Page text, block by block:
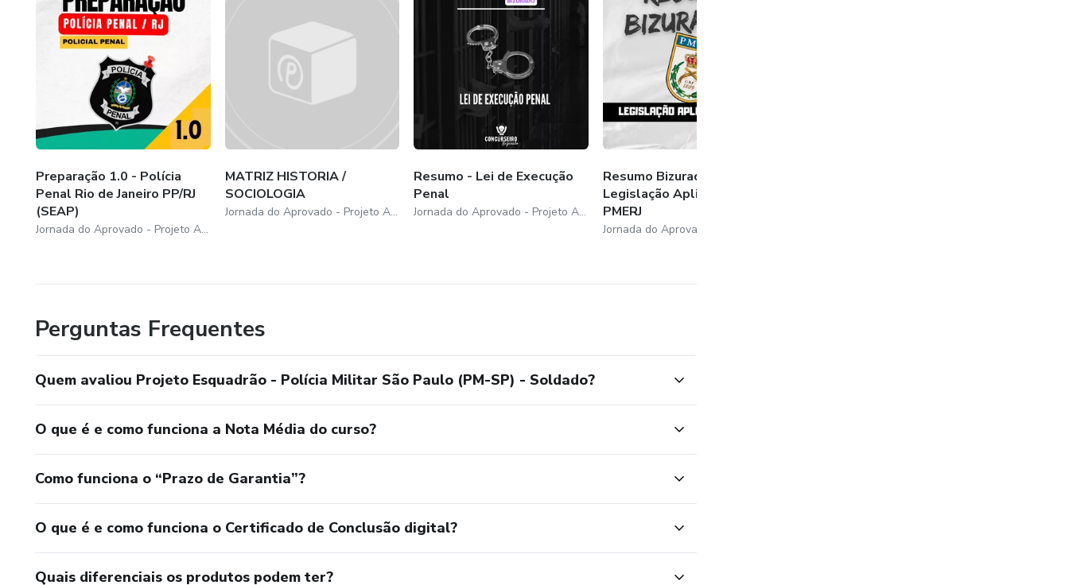
Preparação 1.0 - Polícia
Penal Rio de Janeiro PP/RJ
(SEAP)
Jornada do Aprovado - Projeto Aprovação
MATRIZ HISTORIA /
SOCIOLOGIA
Jornada do Aprovado - Projeto Aprovação
Resumo - Lei de Execução
Penal
Jornada do Aprovado - Projeto Aprovação
Resumo Bizurado -
Legislação Aplicada à
PMERJ
Perguntas Frequentes
Quem avaliou Projeto Esquadrão - Polícia Militar São Paulo (PM-SP) - Soldado?
O que é e como funciona a Nota Média do curso?
Como funciona o “Prazo de Garantia”?
O que é e como funciona o Certificado de Conclusão digital?
Quais diferenciais os produtos podem ter?